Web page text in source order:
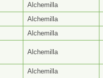
Alchemilla
Alchemilla
Alchemilla
Alchemilla
Alchemilla